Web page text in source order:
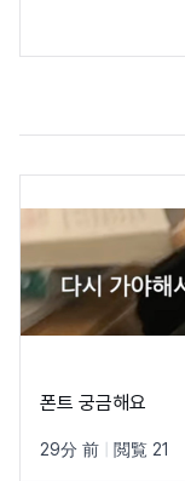
폰트 궁금해요
29分 前 閲覧 21